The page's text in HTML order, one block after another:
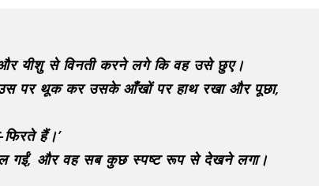
यीशु से विनती करने लगे कि वह उसे छुए।
पर थूक कर उसके आँखों पर हाथ रखा और पूछा,
हैं।’
गईं, और वह सब कुछ स्पष्ट रूप से देखने लगा।